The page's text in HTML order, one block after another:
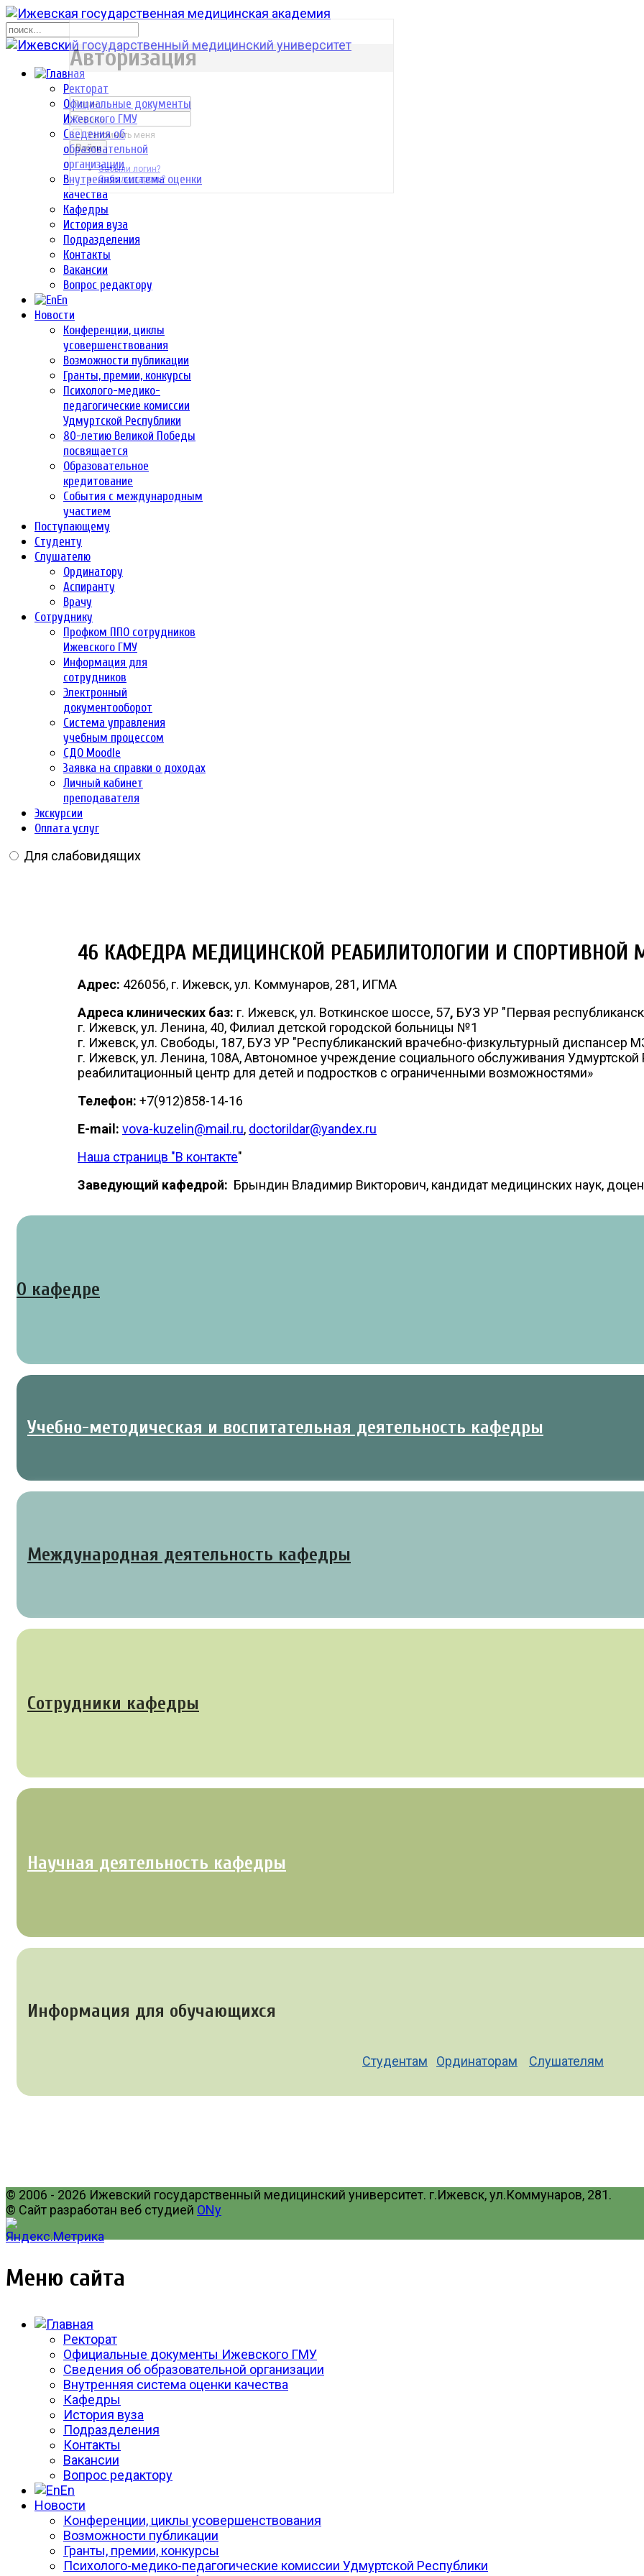
Ректорат
Официальные документы
Ижевского ГМУ
Сведения об
образовательной
организации
Внутренняя система оценки
качества
Кафедры
История вуза
Подразделения
Контакты
Вакансии
Вопрос редактору
En
Новости
Конференции, циклы
усовершенствования
Возможности публикации
Гранты, премии, конкурсы
Психолого-медико-
педагогические комиссии
Удмуртской Республики
80-летию Великой Победы
посвящается
Образовательное
кредитование
События с международным
участием
Поступающему
Студенту
Слушателю
Ординатору
Аспиранту
Врачу
Сотруднику
Профком ППО сотрудников
Ижевского ГМУ
Информация для
сотрудников
Электронный
документооборот
Система управления
учебным процессом
СДО Moodle
Заявка на справки о доходах
Личный кабинет
преподавателя
Экскурсии
Оплата услуг
Для слабовидящих
46 КАФЕДРА МЕДИЦИНСКОЙ РЕАБИЛИТОЛОГИИ И СПОРТИВНОЙ
Адрес: 426056, г. Ижевск, ул. Коммунаров, 281, ИГМА
Адреса клинических баз: г. Ижевск, ул. Воткинское шоссе, 57, БУЗ УР "Первая
г. Ижевск, ул. Ленина, 40, Филиал детской городской больницы №1
г. Ижевск, ул. Свободы, 187, БУЗ УР "Республиканский врачебно-физкультурный диспансер
г. Ижевск, ул. Ленина, 108А, Автономное учреждение социального обслуживания Удмуртской
реабилитационный центр для детей и подростков с ограниченными возможностями»
Телефон: +7(912)858-14-16
E-mail: vova-kuzelin@mail.ru, doctorildar@yandex.ru
Наша страницв "В контакте"
Заведующий кафедрой: Брындин Владимир Викторович, кандидат медицинских наук,
О кафедре
Учебно-методическая и воспитательная деятельность кафедры
Международная деятельность кафедры
Сотрудники кафедры
Научная деятельность кафедры
Информация для обучающихся
Студентам Ординаторам Слушателям
© 2006 - 2026 Ижевский государственный медицинский университет. г.Ижевск, ул.Коммунаров, 281.
© Сайт разработан веб студией ONy
р
Авторизация
Запомнить меня
Войти
Забыли логин?
Забыли пароль?
Меню сайта
Ректорат
Официальные документы Ижевского ГМУ
Сведения об образовательной организации
Внутренняя система оценки качества
Кафедры
История вуза
Подразделения
Контакты
Вакансии
Вопрос редактору
En
Новости
Конференции, циклы усовершенствования
Возможности публикации
Гранты, премии, конкурсы
Психолого-медико-педагогические комиссии Удмуртской Республики